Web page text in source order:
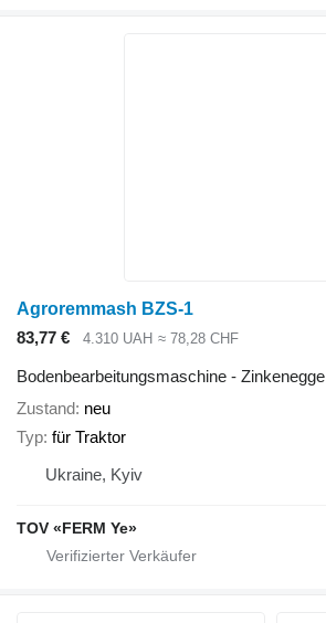
Agroremmash BZS-1
83,77 €
4.310 UAH ≈ 78,28 CHF
Bodenbearbeitungsmaschine - Zinkenegge
Zustand neu
Typ für Traktor
Ukraine, Kyiv
TOV «FERM Ye»